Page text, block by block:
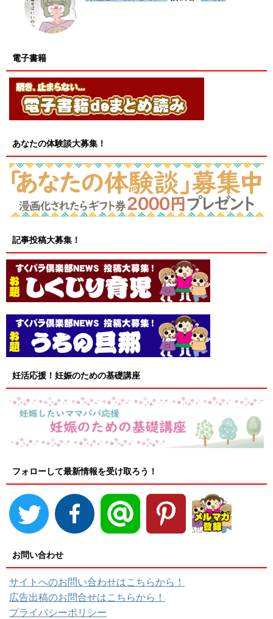
電子書籍
あなたの体験談大募集！
記事投稿大募集！
妊活応援！妊娠のための基礎講座
フォローして最新情報を受け取ろう！
お問い合わせ
サイトへのお問い合わせはこちらから！
広告出稿のお問合せはこちらから！
プライバシーポリシー